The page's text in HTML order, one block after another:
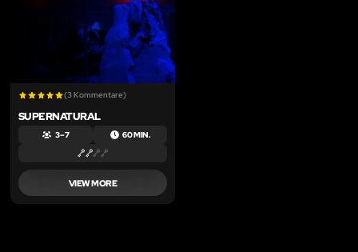
(3 Kommentare)
SUPERNATURAL
3 – 7 60 MIN.
VIEW MORE